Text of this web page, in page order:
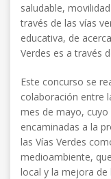
saludable,
través de las vías
educativa, de
Verdes es a través
Este concurso se
colaboración entre
mes de mayo,
encaminadas a la
las Vías Verdes
medioambiente,
local y la mejora de